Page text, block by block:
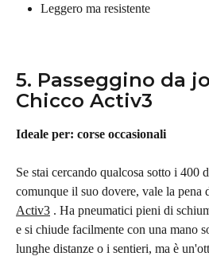
Leggero ma resistente
5. Passeggino da
Chicco Activ3
Ideale per: corse occasionali
Se stai cercando qualcosa sotto i 400
comunque il suo dovere, vale la pena
Activ3 . Ha pneumatici pieni di
e si chiude facilmente con una mano
lunghe distanze o i sentieri, ma è